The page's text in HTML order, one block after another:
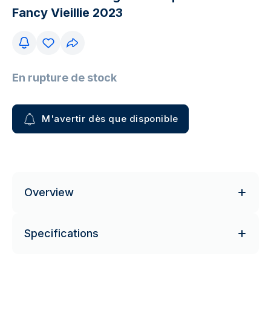
Fancy Vieillie 2023
En rupture de stock
M'avertir dès que disponible
Overview
Specifications